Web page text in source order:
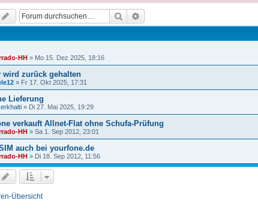
Suche
HH » Mo 15. Dez 2025, 18:16
wird zurück gehalten
» Fr 17. Okt 2025, 17:31
Lieferung
» Di 27. Mai 2025, 19:29
verkauft Allnet-Flat ohne Schufa-Prüfung
HH » Sa 1. Sep 2012, 23:01
auch bei yourfone.de
HH » Di 18. Sep 2012, 11:56
Übersicht